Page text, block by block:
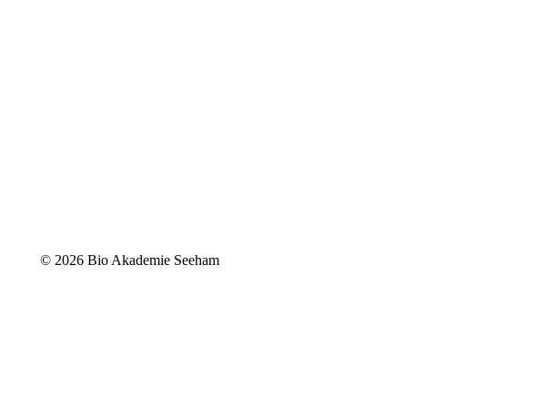
© 2026 Bio Akademie Seeham